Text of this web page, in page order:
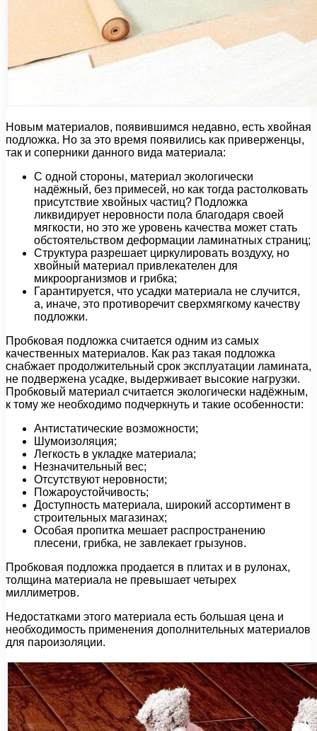
Новым материалов, появившимся недавно, есть хвойная
подложка. Но за это время появились как приверженцы,
так и соперники данного вида материала:
С одной стороны, материал экологически
надёжный, без примесей, но как тогда растолковать
присутствие хвойных частиц? Подложка
ликвидирует неровности пола благодаря своей
мягкости, но это же уровень качества может стать
обстоятельством деформации ламинатных страниц;
Структура разрешает циркулировать воздуху, но
хвойный материал привлекателен для
микроорганизмов и грибка;
Гарантируется, что усадки материала не случится,
а, иначе, это противоречит сверхмягкому качеству
подложки.
Пробковая подложка считается одним из самых
качественных материалов. Как раз такая подложка
снабжает продолжительный срок эксплуатации ламината,
не подвержена усадке, выдерживает высокие нагрузки.
Пробковый материал считается экологически надёжным,
к тому же необходимо подчеркнуть и такие особенности:
Антистатические возможности;
Шумоизоляция;
Легкость в укладке материала;
Незначительный вес;
Отсутствуют неровности;
Пожароустойчивость;
Доступность материала, широкий ассортимент в
строительных магазинах;
Особая пропитка мешает распространению
плесени, грибка, не завлекает грызунов.
Пробковая подложка продается в плитах и в рулонах,
толщина материала не превышает четырех
миллиметров.
Недостатками этого материала есть большая цена и
необходимость применения дополнительных материалов
для пароизоляции.